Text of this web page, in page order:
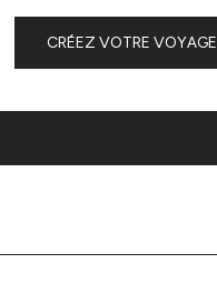
CRÉEZ VOTRE VOYAGE